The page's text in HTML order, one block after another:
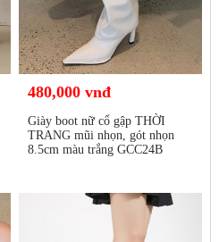
480,000 vnđ
Giày boot nữ cổ gập THỜI
TRANG mũi nhọn, gót nhọn
8.5cm màu trắng GCC24B